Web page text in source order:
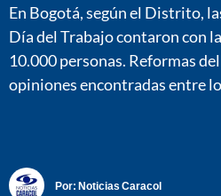
En Bogotá, según el Distrito,
Día del Trabajo contaron con
10.000 personas. Reformas
opiniones encontradas entre
Por: Noticias Caracol